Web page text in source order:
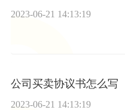
2023-06-21 14:13:19
公司买卖协议书怎么写
2023-06-21 14:13:19